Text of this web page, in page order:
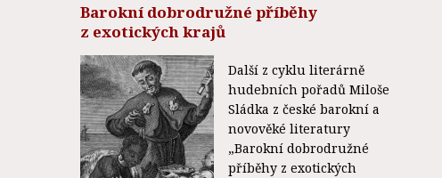
Barokní dobrodružné příběhy
z exotických krajů
Další z cyklu literárně
hudebních pořadů Miloše
Sládka z české barokní a
novověké literatury
„Barokní dobrodružné
příběhy z exotických